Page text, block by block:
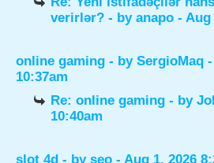
verirlər? - byanapo - Aug
online gaming - by SergioMaq
10:37am
Re: online gaming - by
10:40am
slot 4d - by seo - Aug 1, 2026